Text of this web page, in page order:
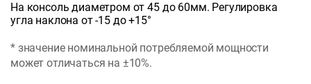
На консоль диаметром от 45 до 60мм. Регулировка
угла наклона от -15 до +15°
* значение номинальной потребляемой мощности
может отличаться на ±10%.